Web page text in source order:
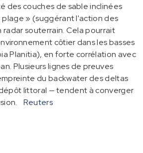
des couches de sable inclinées
plage » (suggérant l'action des
radar souterrain. Cela pourrait
côtier dans les basses
Planitia), en forte corrélation avec
Plusieurs lignes de preuves
du backwater des deltas
littoral — tendent à converger
Reuters